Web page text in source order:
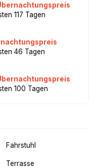
117 Tagen
46 Tagen
100 Tagen
Fahrstuhl
Terrasse